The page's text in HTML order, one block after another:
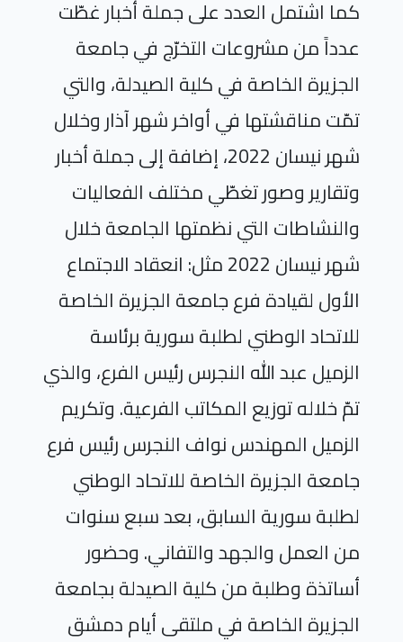
كما اشتمل العدد على جملة أخبار غطّت
عدداً من مشروعات التخرّج في جامعة
الجزيرة الخاصة في كلية الصيدلة، والتي
تمّت مناقشتها في أواخر شهر آذار وخلال
شهر نيسان 2022، إضافة إلى جملة أخبار
وتقارير وصور تغطّي مختلف الفعاليات
والنشاطات التي نظمتها الجامعة خلال
شهر نيسان 2022 مثل: انعقاد الاجتماع
الأول لقيادة فرع جامعة الجزيرة الخاصة
للاتحاد الوطني لطلبة سورية برئاسة
الزميل عبد الله النجرس رئيس الفرع، والذي
تمّ خلاله توزيع المكاتب الفرعية. وتكريم
الزميل المهندس نواف النجرس رئيس فرع
جامعة الجزيرة الخاصة للاتحاد الوطني
لطلبة سورية السابق، بعد سبع سنوات
من العمل والجهد والتفاني. وحضور
أساتذة وطلبة من كلية الصيدلة بجامعة
الجزيرة الخاصة في ملتقى أيام دمشق